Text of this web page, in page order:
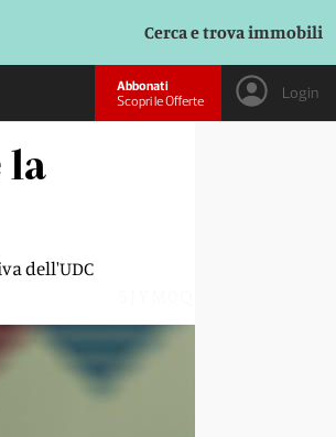
Cerca e trova immobili
Abbonati
Scopri le Offerte
Login
la
dell'UDC